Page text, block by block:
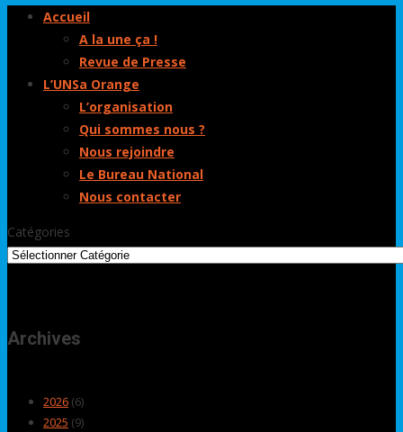
Accueil
A la une ça !
Revue de Presse
L’UNSa Orange
L’organisation
Qui sommes nous ?
Nous rejoindre
Le Bureau National
Nous contacter
Catégories
Archives
2026 (6)
2025 (9)